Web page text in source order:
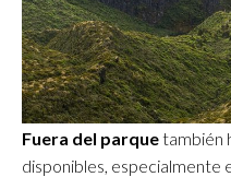
Fuera del parquetambién
disponibles, especialmente